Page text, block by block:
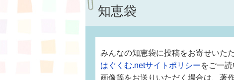
知恵袋
みんなの知恵袋に投稿をお寄せいた
はぐくむ.netサイトポリシーをご一
画像等をお送りいただく場合は、著